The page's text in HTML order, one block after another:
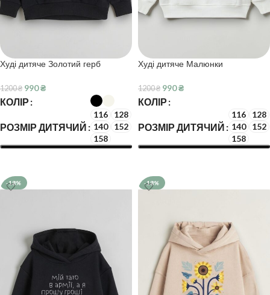
Худі дитяче Золотий герб
1200₴ 990₴
КОЛІР
РОЗМІР ДИТЯЧИЙ
116
128
140
152
158
Худі дитяче Малюнки
1200₴ 990₴
КОЛІР
РОЗМІР ДИТЯЧИЙ
116
128
140
152
158
-18% -18%